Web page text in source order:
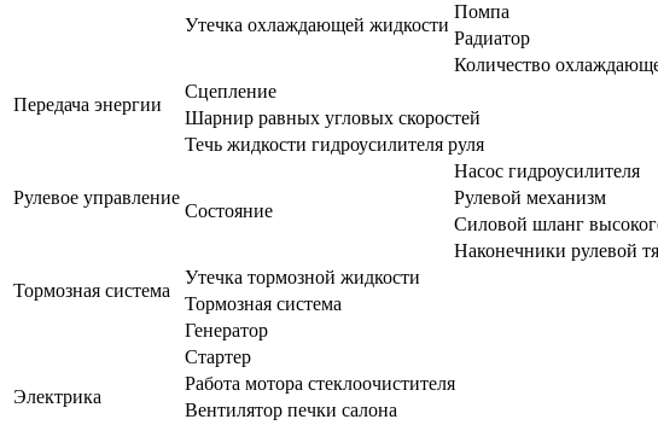
Утечка охлаждающей жидкости
Помпа
Радиатор
Количество
Передача энергии
Сцепление
Шарнир равных угловых скоростей
Рулевое управление
Течь жидкости гидроусилителя руля
Состояние
Насос гидроусилителя
Рулевой механизм
Силовой шланг
Наконечники рулевой
Тормозная система
Утечка тормозной жидкости
Тормозная система
Электрика
Генератор
Стартер
Работа мотора стеклоочистителя
Вентилятор печки салона